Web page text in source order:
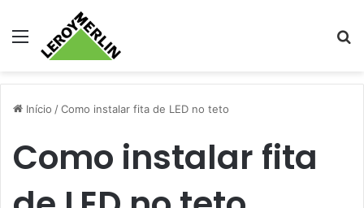
Menu
Início /Como instalar fita de LED no teto
Como instalar fita